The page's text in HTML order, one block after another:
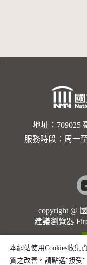
的
勒大
歌]
世界
命的
馬
之歌
地址：709025
服務時段：周一
copyright @
建議瀏覽器
本網站使用Cookies收集
質之改善。請點選"接受